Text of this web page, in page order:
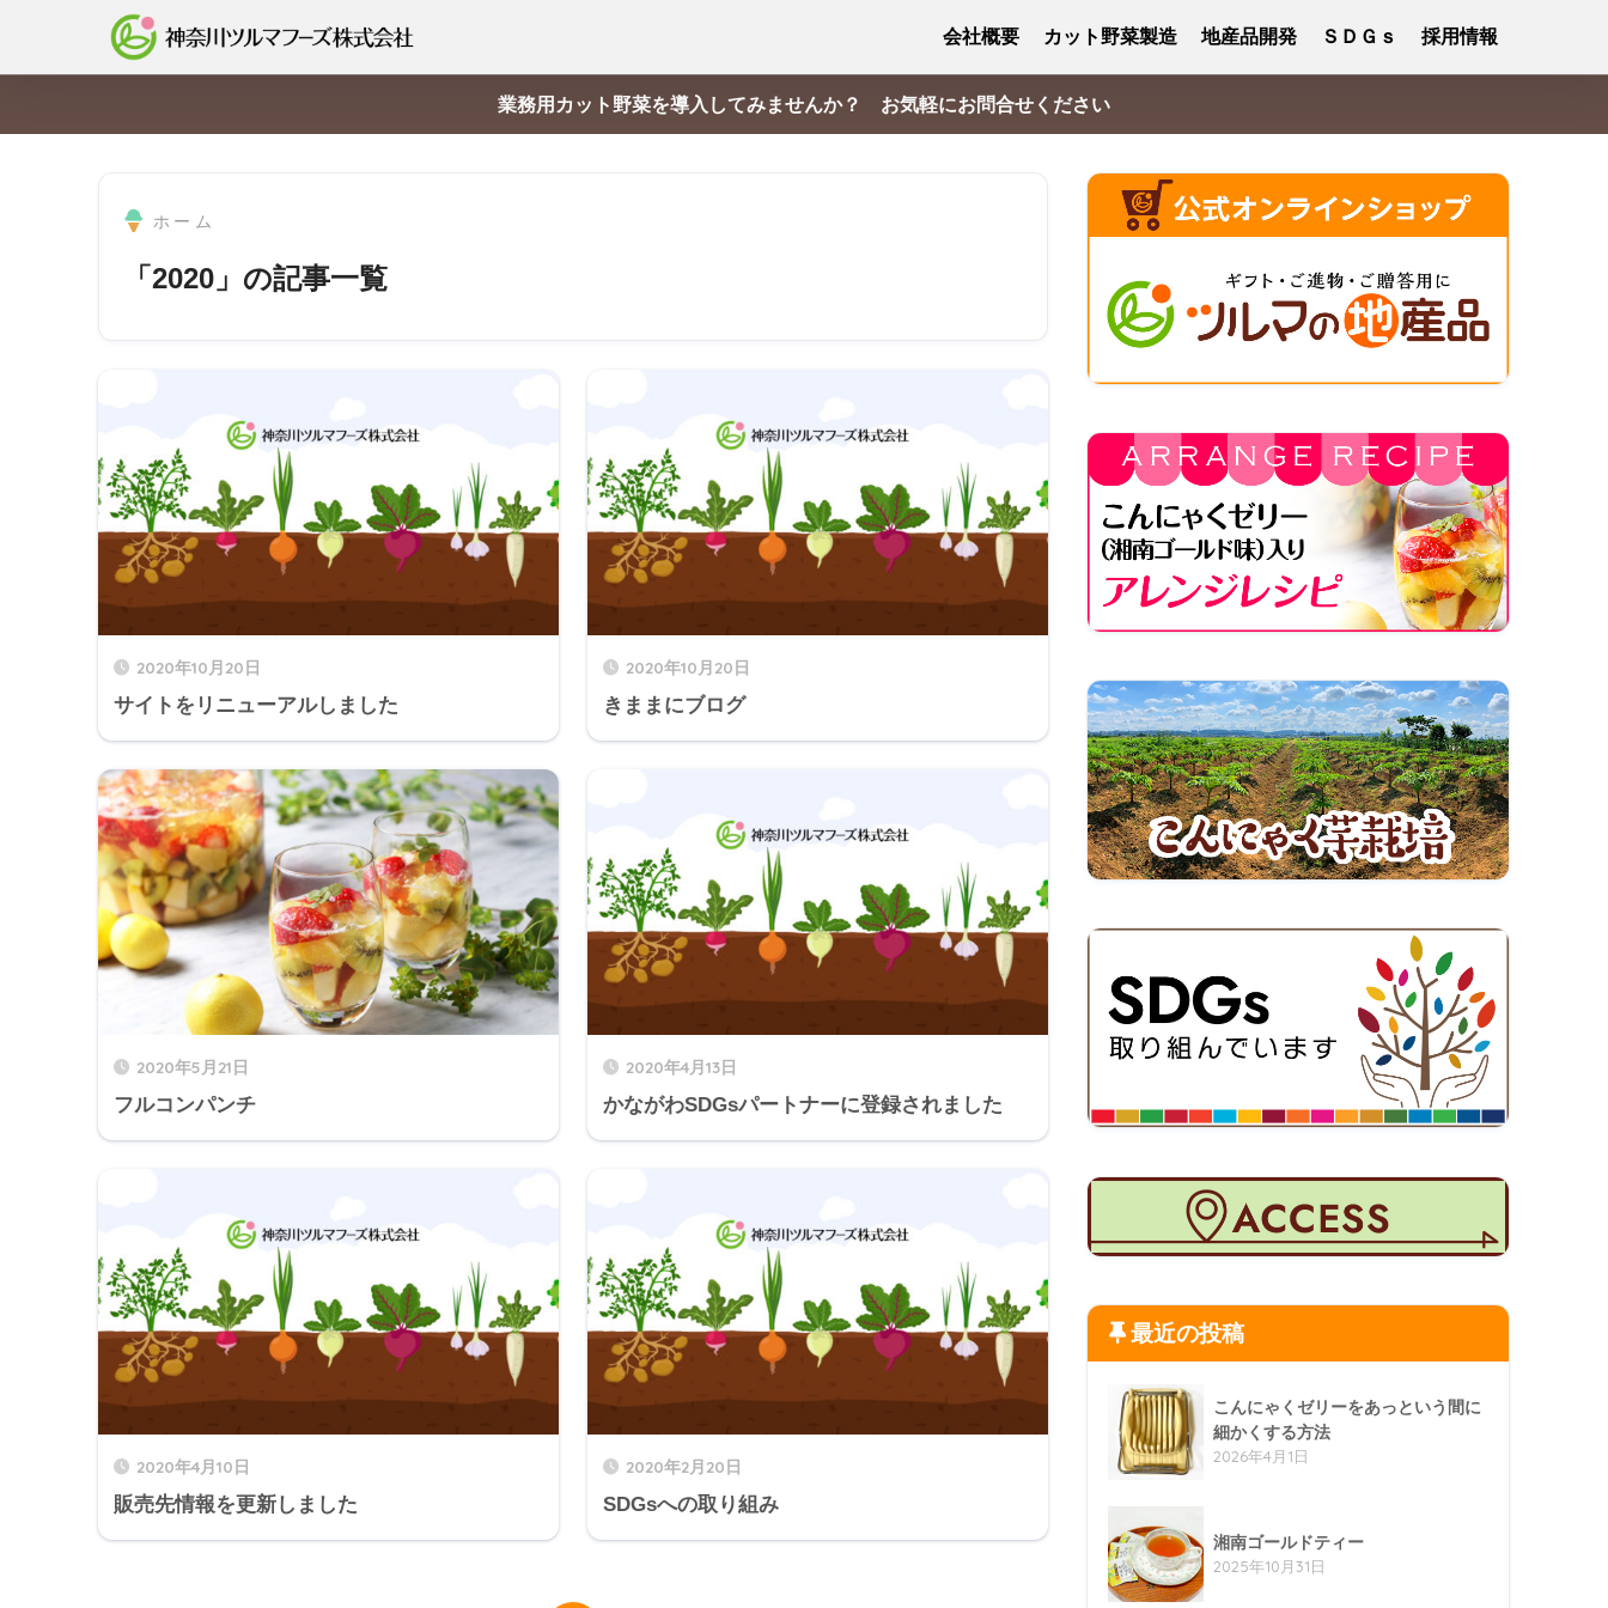
会社概要 カット野菜製造 地産品開発 ＳＤＧｓ 採用情報
業務用カット野菜を導入してみませんか？ お気軽にお問合せください
ホーム
「2020」の記事一覧
2020年10月20日
サイトをリニューアルしました
2020年10月20日
きままにブログ
2020年5月21日
フルコンパンチ
2020年4月13日
かながわSDGsパートナーに登録されました
2020年4月10日
販売先情報を更新しました
2020年2月20日
SDGsへの取り組み
最近の投稿
こんにゃくゼリーをあっという間に
細かくする方法
2026年4月1日
湘南ゴールドティー
2025年10月31日